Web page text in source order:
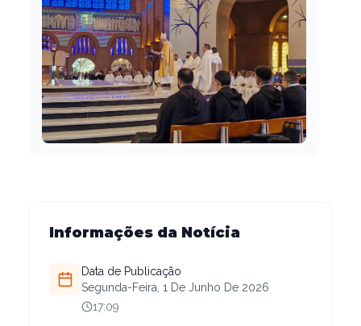
Informações da Notícia
Data de Publicação
Segunda-Feira, 1 De Junho De 2026
17:09